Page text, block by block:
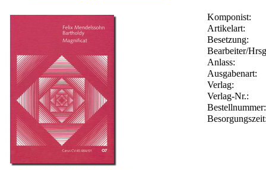
Komponist:
Artikelart:
Besetzung:
Bearbeiter/
Anlass:
Ausgabenart:
Verlag:
Verlag-Nr.: